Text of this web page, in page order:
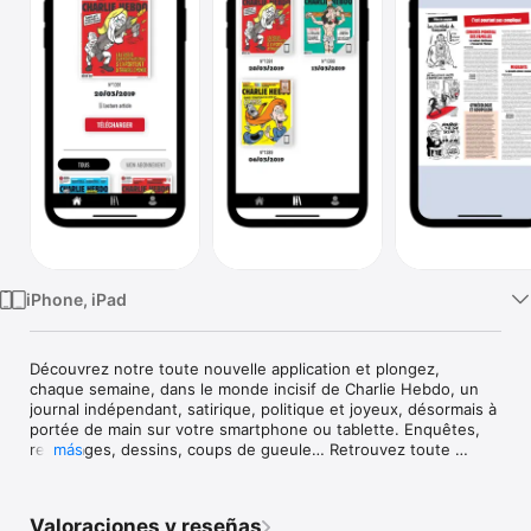
iPhone, iPad
Découvrez notre toute nouvelle application et plongez,
chaque semaine, dans le monde incisif de Charlie Hebdo, un
journal indépendant, satirique, politique et joyeux, désormais à
portée de main sur votre smartphone ou tablette. Enquêtes,
reportages, dessins, coups de gueule… Retrouvez toute
más
Valoraciones y reseñas